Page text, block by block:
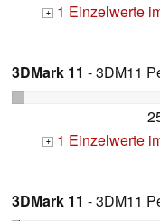
+ 1 Einzelwerte
3DMark 11 - 3DM11
+ 1 Einzelwerte
3DMark 11 - 3DM11